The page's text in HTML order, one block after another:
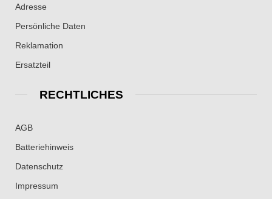
Adresse
Persönliche Daten
Reklamation
Ersatzteil
RECHTLICHES
AGB
Batteriehinweis
Datenschutz
Impressum